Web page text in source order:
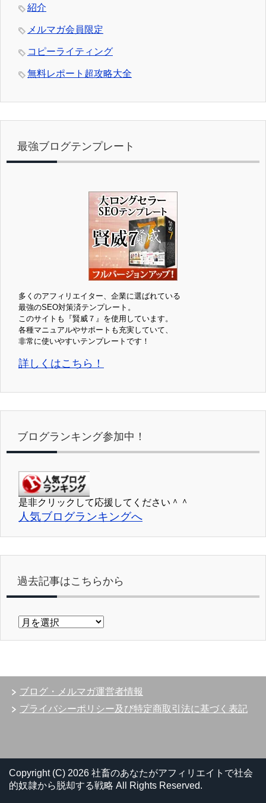
紹介
メルマガ会員限定
コピーライティング
無料レポート超攻略大全
最強ブログテンプレート
多くのアフィリエイター、企業に選ばれている
最強のSEO対策済テンプレート。
このサイトも『賢威７』を使用しています。
各種マニュアルやサポートも充実していて、
非常に使いやすいテンプレートです！
詳しくはこちら！
ブログランキング参加中！
是非クリックして応援してください＾＾
人気ブログランキングへ
過去記事はこちらから
過
ち
ら
ブログ・メルマガ運営者情報
プライバシーポリシー及び特定商取引法に基づく表記
Copyright (C) 2026 社畜のあなたがアフィリエイトで社会
的奴隷から脱却する戦略 All Rights Reserved.